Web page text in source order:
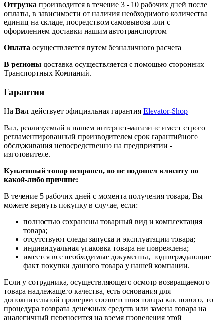
Отгрузка производится в течение 3 - 10 рабочих дней после
оплаты, в зависимости от наличия необходимого количества
единиц на складе, посредством самовывоза или с
оформлением доставки нашим автотранспортом
Оплата осуществляется путем безналичного расчета
В регионы доставка осуществляется с помощью сторонних
Транспортных Компаний.
Гарантия
На Вал действует официальная гарантия Elevator-Shop
Вал, реализуемый в нашем интернет-магазине имеет строго
регламентированный производителем срок гарантийного
обслуживания непосредственно на предприятии -
изготовителе.
Купленный товар исправен, но не подошел клиенту по
какой-либо причине:
В течение 5 рабочих дней с момента получения товара, Вы
можете вернуть покупку в случае, если:
полностью сохранены товарный вид и комплектация
товара;
отсутствуют следы запуска и эксплуатации товара;
индивидуальная упаковка товара не повреждена;
имеется все необходимые документы, подтверждающие
факт покупки данного товара у нашей компании.
Если у сотрудника, осуществляющего осмотр возвращаемого
товара надлежащего качества, есть основания для
дополнительной проверки соответствия товара как нового, то
процедура возврата денежных средств или замена товара на
аналогичный переносится на время проведения этой